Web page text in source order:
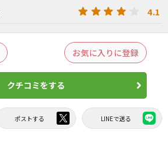
4.1
お気に入りに登録
クチコミをする
ポストする LINEで送る